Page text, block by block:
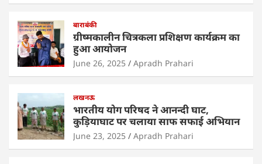
at
s
A
p
p
c
e
b
o
o
k
er e
dI
n
e
बाराबंकी
ग्रीष्मकालीन चित्रकला प्रशिक्षण कार्यक्रम का
हुआ आयोजन
June 26, 2025 Apradh Prahari
लखनऊ
भारतीय योग परिषद ने आनन्दी घाट,
कुड़ियाघाट पर चलाया साफ सफाई अभियान
June 23, 2025 Apradh Prahari